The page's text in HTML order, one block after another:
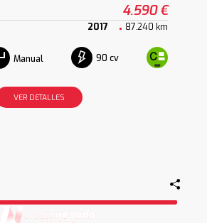
4.590 €
2017 87.240 km
Manual 90 cv
VER DETALLES